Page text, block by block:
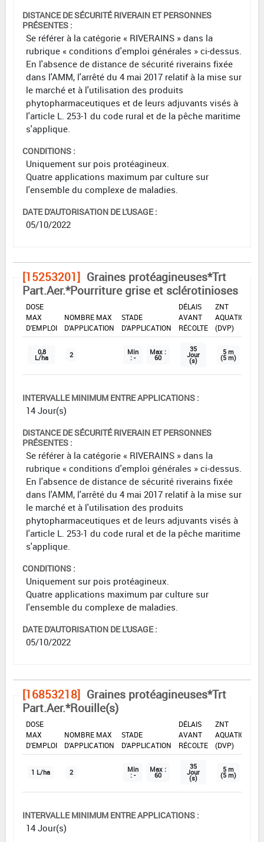
DISTANCE DE SÉCURITÉ RIVERAIN ET PERSONNES
PRÉSENTES :
Se référer à la catégorie « RIVERAINS » dans la
rubrique « conditions d'emploi générales » ci-dessus.
En l'absence de distance de sécurité riverains fixée
dans l'AMM, l'arrêté du 4 mai 2017 relatif à la mise sur
le marché et à l'utilisation des produits
phytopharmaceutiques et de leurs adjuvants visés à
l'article L. 253-1 du code rural et de la pêche maritime
s'applique.
CONDITIONS :
Uniquement sur pois protéagineux.
Quatre applications maximum par culture sur
l'ensemble du complexe de maladies.
DATE D'AUTORISATION DE L'USAGE :
05/10/2022
[15253201] Graines protéagineuses*Trt
Part.Aer.*Pourriture grise et sclérotinioses
DOSE
MAX
D'EMPLOI
NOMBRE MAX
D'APPLICATION
STADE
D'APPLICATION
DÉLAIS
AVANT
RÉCOLTE
ZNT
AQUATIQUE
(DVP)
0,8
L/ha 2 Min
: -
Max :
60
35
Jour
(s)
5 m
(5 m)
INTERVALLE MINIMUM ENTRE APPLICATIONS :
14 Jour(s)
DISTANCE DE SÉCURITÉ RIVERAIN ET PERSONNES
PRÉSENTES :
Se référer à la catégorie « RIVERAINS » dans la
rubrique « conditions d'emploi générales » ci-dessus.
En l'absence de distance de sécurité riverains fixée
dans l'AMM, l'arrêté du 4 mai 2017 relatif à la mise sur
le marché et à l'utilisation des produits
phytopharmaceutiques et de leurs adjuvants visés à
l'article L. 253-1 du code rural et de la pêche maritime
s'applique.
CONDITIONS :
Uniquement sur pois protéagineux.
Quatre applications maximum par culture sur
l'ensemble du complexe de maladies.
DATE D'AUTORISATION DE L'USAGE :
05/10/2022
[16853218] Graines protéagineuses*Trt
Part.Aer.*Rouille(s)
DOSE
MAX
D'EMPLOI
NOMBRE MAX
D'APPLICATION
STADE
D'APPLICATION
DÉLAIS
AVANT
RÉCOLTE
ZNT
AQUATIQUE
(DVP)
1 L/ha 2 Min
: -
Max :
60
35
Jour
(s)
5 m
(5 m)
INTERVALLE MINIMUM ENTRE APPLICATIONS :
14 Jour(s)